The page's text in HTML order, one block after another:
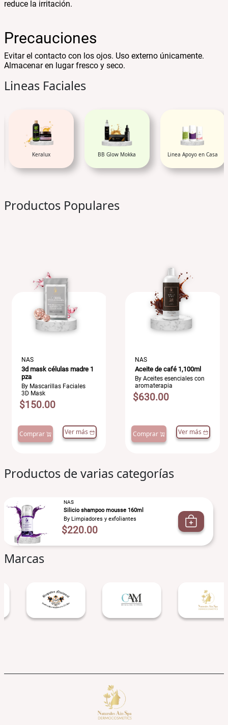
reduce la irritación.
Precauciones
Evitar el contacto con los ojos. Uso externo únicamente.
Almacenar en lugar fresco y seco.
Lineas Faciales
BB Glow Mokka Linea Apoyo en Casa
Tratamientos White y
Productos Populares
NAS
3d mask células madre 1
pza
By Mascarillas Faciales
3D Mask
$150.00
Comprar Ver más
NAS
Aceite de café 1,100ml
By Aceites esenciales con
aromaterapia
$630.00
Comprar Ver más
Productos de varias categorías
NAS
Silicio shampoo mousse 160ml
By Limpiadores y exfoliantes
$220.00
Marcas